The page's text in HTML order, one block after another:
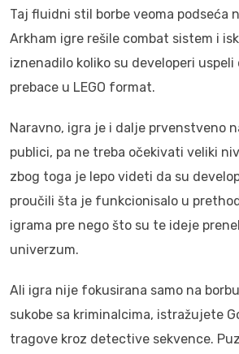
Taj fluidni stil borbe veoma podseća
Arkham igre rešile combat sistem i
iznenadilo koliko su developeri
prebace u LEGO format.
Naravno, igra je i dalje prvenstveno
publici, pa ne treba očekivati veliki
zbog toga je lepo videti da su
proučili šta je funkcionisalo u
igrama pre nego što su te ideje
univerzum.
Ali igra nije fokusirana samo na
sukobe sa kriminalcima, istražujete
tragove kroz detective sekvence.